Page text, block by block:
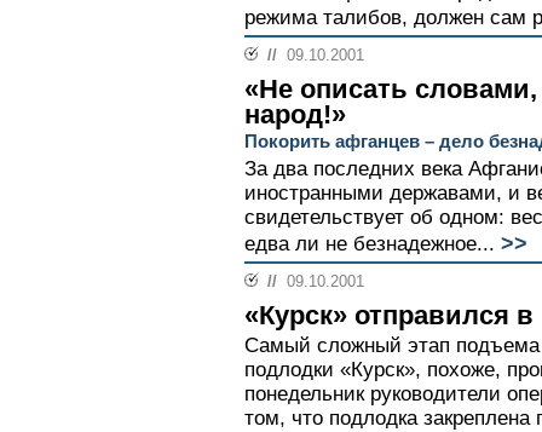
режима талибов, должен сам
// 09.10.2001
«Не описать
народ!»
Покорить афганцев – дело
За два последних века
иностранными державами, и
свидетельствует об одном:
едва ли не безнадежное... >>
// 09.10.2001
«Курск» отправился
Самый сложный этап
подлодки «Курск», похоже,
понедельник руководители
том, что подлодка